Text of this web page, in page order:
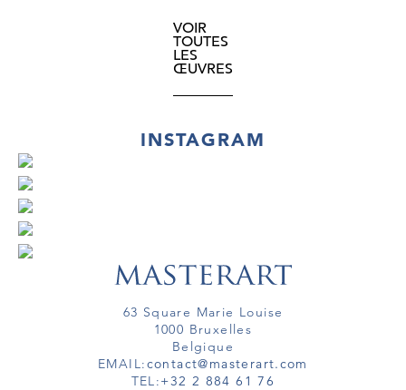
VOIR
TOUTES
LES
ŒUVRES
INSTAGRAM
63 Square Marie Louise
1000 Bruxelles
Belgique
EMAIL:contact@masterart.com
TEL:+32 2 884 61 76